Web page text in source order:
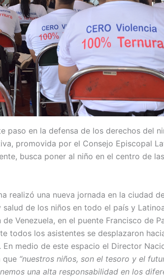
paso en la defensa de los derechos del
promovida por el Consejo Episcopal
busca poner al niño en el centro de
realizó una nueva jornada en la ciudad
de los niños en todo el país y
Venezuela, en el puente Francisco de
todos los asistentes se desplazaron
medio de este espacio el Director
que “nuestros niños, son el tesoro y el
una alta responsabilidad en los